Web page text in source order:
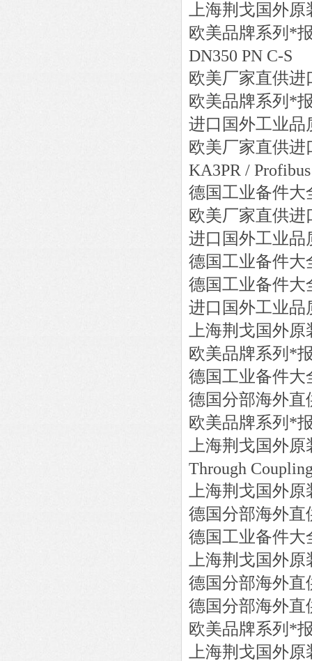
上海荆戈国外
欧美品牌系列*
DN350 PN C-S
欧美厂家直供进
欧美品牌系列*
进口国外工业品
欧美厂家直供进
KA3PR / Profibus
德国工业备件大
欧美厂家直供进
进口国外工业品
德国工业备件大
德国工业备件大
进口国外工业品
上海荆戈国外
欧美品牌系列*
德国工业备件大
德国分部海外直
欧美品牌系列*
上海荆戈国外
Through
上海荆戈国外
德国分部海外直
德国工业备件大
上海荆戈国外
德国分部海外直
德国分部海外直
欧美品牌系列*
上海荆戈国外